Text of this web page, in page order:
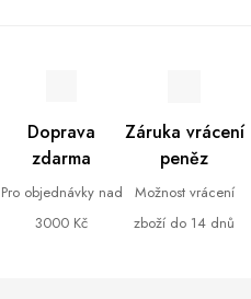
Doprava
zdarma
Pro objednávky nad
3000 Kč
Záruka vrácení
peněz
Možnost vrácení
zboží do 14 dnů